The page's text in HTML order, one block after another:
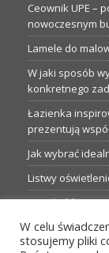
Ceownik UPE –
nowoczesnym
Lamele do
W jaki sposób
konkretnego
Łazienka
prezentują
Jak wybrać
Listwy
Garaże
Profesjonalne
W celu
stosujemy pliki